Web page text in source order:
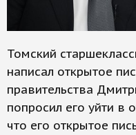
Томский
написал открытое
правительства
попросил его уйти в
что его открытое